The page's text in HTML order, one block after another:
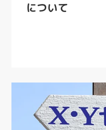
について